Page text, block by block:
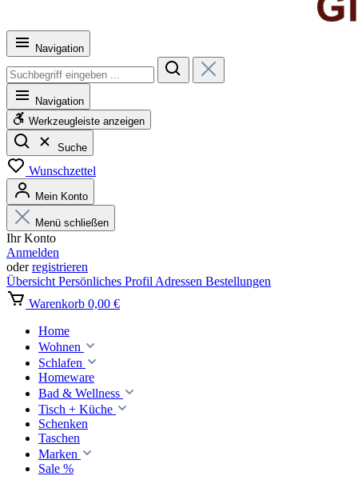
Navigation
Navigation
Werkzeugleiste anzeigen
Suche
Wunschzettel
Mein Konto
Menü schließen
Ihr Konto
Anmelden
oderregistrieren
Übersicht Persönliches Profil Adressen Bestellungen
Warenkorb 0,00 €
Home
Wohnen
Schlafen
Homeware
Bad & Wellness
Tisch + Küche
Schenken
Taschen
Marken
Sale %